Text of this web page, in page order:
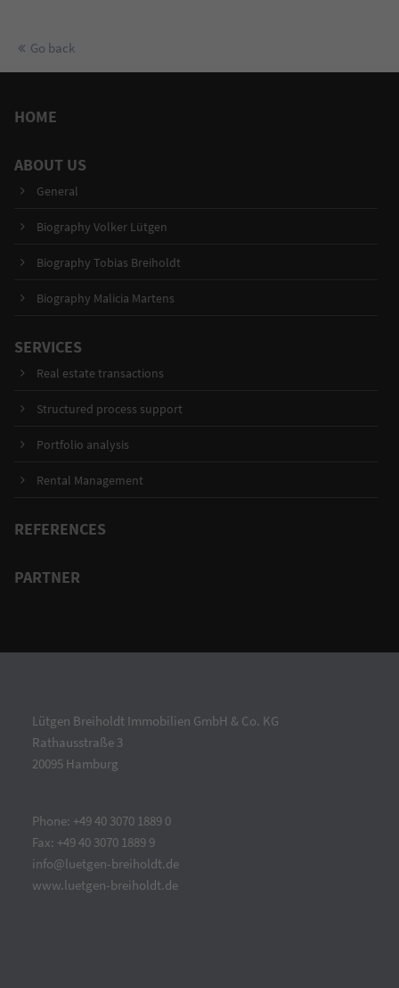
Go back
HOME
ABOUT US
General
Biography Volker Lütgen
Biography Tobias Breiholdt
Biography Malicia Martens
SERVICES
Real estate transactions
Structured process support
Portfolio analysis
Rental Management
REFERENCES
PARTNER
Lütgen Breiholdt Immobilien GmbH & Co. KG
Rathausstraße 3
20095 Hamburg
Phone: +49 40 3070 1889 0
Fax: +49 40 3070 1889 9
info@luetgen-breiholdt.de
www.luetgen-breiholdt.de